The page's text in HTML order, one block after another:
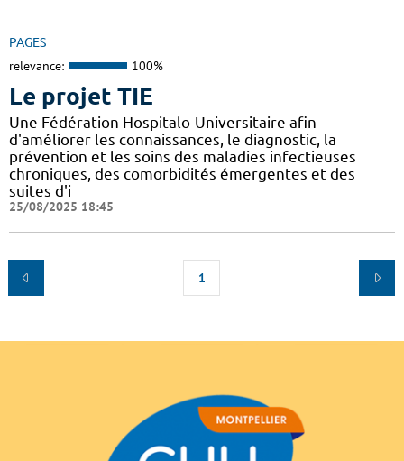
PAGES
relevance: 100%
Le projet TIE
Une Fédération Hospitalo-Universitaire afin
d'améliorer les connaissances, le diagnostic, la
prévention et les soins des maladies infectieuses
chroniques, des comorbidités émergentes et des
suites d'i
25/08/2025 18:45
1